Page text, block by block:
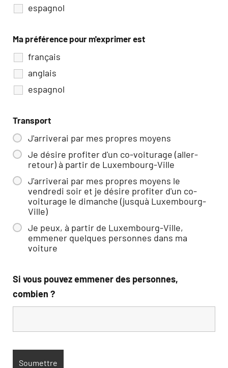
espagnol
Ma préférence pour m'exprimer est
français
anglais
espagnol
Transport
J'arriverai par mes propres moyens
Je désire profiter d'un co-voiturage (aller-
retour) à partir de Luxembourg-Ville
J'arriverai par mes propres moyens le
vendredi soir et je désire profiter d'un co-
voiturage le dimanche (jusquà Luxembourg-
Ville)
Je peux, à partir de Luxembourg-Ville,
emmener quelques personnes dans ma
voiture
Si vous pouvez emmener des personnes,
combien ?